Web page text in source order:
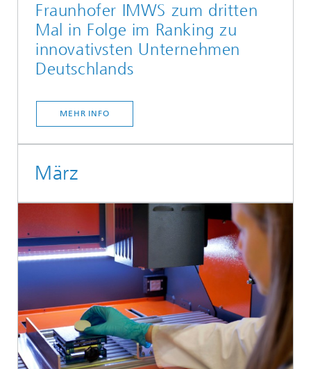
Fraunhofer IMWS zum dritten
Mal in Folge im Ranking zu
innovativsten Unternehmen
Deutschlands
MEHR INFO
März